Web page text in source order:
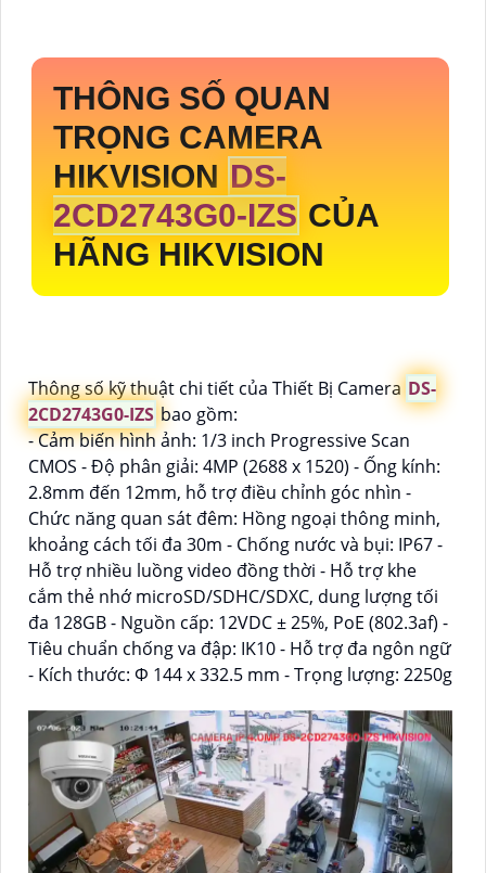
THÔNG SỐ QUAN
TRỌNG CAMERA
HIKVISION DS-
2CD2743G0-IZS CỦA
HÃNG HIKVISION
Thông số kỹ thuật chi tiết của Thiết Bị Camera DS-
2CD2743G0-IZS bao gồm:
- Cảm biến hình ảnh: 1/3 inch Progressive Scan
CMOS - Độ phân giải: 4MP (2688 x 1520) - Ống kính:
2.8mm đến 12mm, hỗ trợ điều chỉnh góc nhìn -
Chức năng quan sát đêm: Hồng ngoại thông minh,
khoảng cách tối đa 30m - Chống nước và bụi: IP67 -
Hỗ trợ nhiều luồng video đồng thời - Hỗ trợ khe
cắm thẻ nhớ microSD/SDHC/SDXC, dung lượng tối
đa 128GB - Nguồn cấp: 12VDC ± 25%, PoE (802.3af) -
Tiêu chuẩn chống va đập: IK10 - Hỗ trợ đa ngôn ngữ
- Kích thước: Φ 144 x 332.5 mm - Trọng lượng: 2250g